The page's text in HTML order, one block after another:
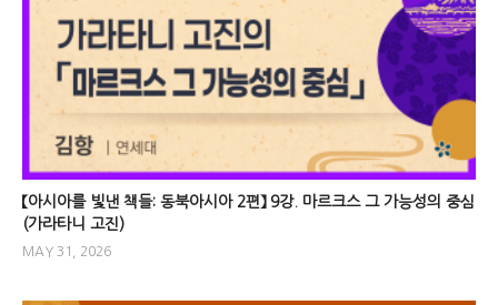
【아시아를 빛낸 책들: 동북아시아 2편】 9강. 마르크스 그 가능성의 중심
(가라타니 고진)
MAY 31, 2026